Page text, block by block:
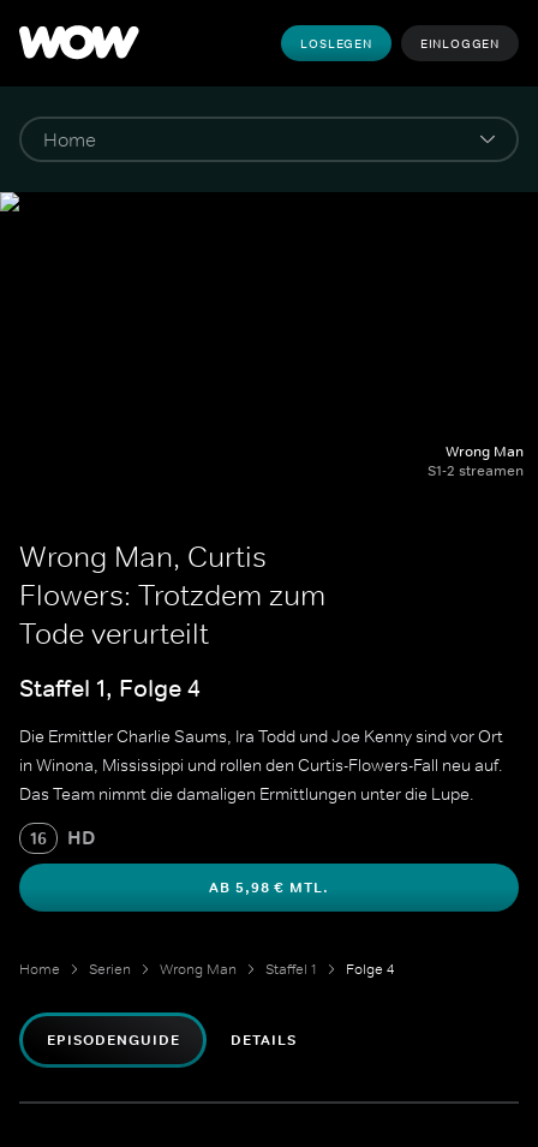
LOSLEGEN EINLOGGEN
Wrong Man
S1-2 streamen
Wrong Man, Curtis
Flowers: Trotzdem zum
Tode verurteilt
Staffel 1, Folge 4
Die Ermittler Charlie Saums, Ira Todd und Joe Kenny sind vor Ort
in Winona, Mississippi und rollen den Curtis-Flowers-Fall neu auf.
Das Team nimmt die damaligen Ermittlungen unter die Lupe.
16 HD
AB 5,98 € MTL.
Home Serien Wrong Man Staffel 1 Folge 4
EPISODENGUIDE DETAILS